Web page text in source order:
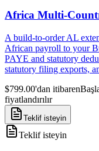
Africa Multi-
A build-to-order AL
African payroll to your
PAYE and statutory
statutory filing exports,
$799.00'dan itibaren
fiyatlandırılır
Teklif isteyin
Teklif isteyin